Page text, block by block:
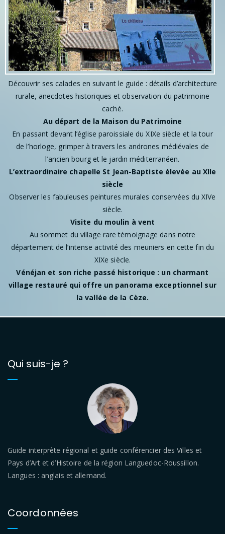
Découvrir ses calades en suivant le guide : détails d’architecture
rurale, anecdotes historiques et observation du patrimoine
caché.
Au départ de la Maison du Patrimoine
En passant devant l’église paroissiale du XIXe siècle et la tour
de l’horloge, grimper à travers les andrones médiévales de
l’ancien bourg et le jardin méditerranéen.
L’extraordinaire chapelle St Jean-Baptiste élevée au XIIe
siècle
Observer les fabuleuses peintures murales conservées du XIVe
siècle.
Visite du moulin à vent
Au sommet du village rare témoignage dans notre
département de l’intense activité des meuniers en cette fin du
XIXe siècle.
Vénéjan et son riche passé historique : un charmant
village restauré qui offre un panorama exceptionnel sur
la vallée de la Cèze.
Qui suis-je ?
Guide interprète régional et guide conférencier des Villes et
Pays d’Art et d’Histoire de la région Languedoc-Roussillon.
Langues : anglais et allemand.
Coordonnées